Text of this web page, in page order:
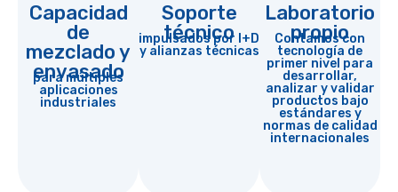
Capacidad
de
mezclado y
envasado
para múltiples
aplicaciones
industriales
Soporte
técnico
impulsados por I+D
y alianzas técnicas
Laboratorio
propio
Contamos con
tecnología de
primer nivel para
desarrollar,
analizar y validar
productos bajo
estándares y
normas de calidad
internacionales